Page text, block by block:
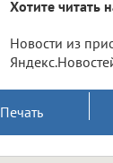
Хотите читать
Новости из
Печать